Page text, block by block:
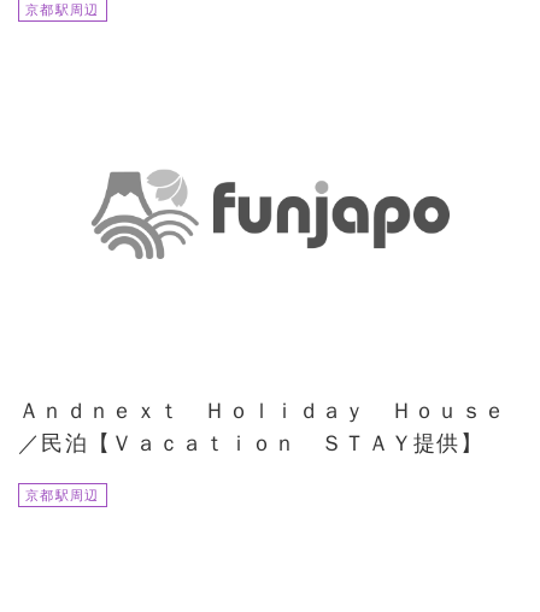
京都駅周辺
Ａｎｄｎｅｘｔ Ｈｏｌｉｄａｙ Ｈｏｕｓｅ
／民泊【Ｖａｃａｔｉｏｎ ＳＴＡＹ提供】
京都駅周辺